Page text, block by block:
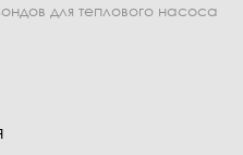
для теплового насоса